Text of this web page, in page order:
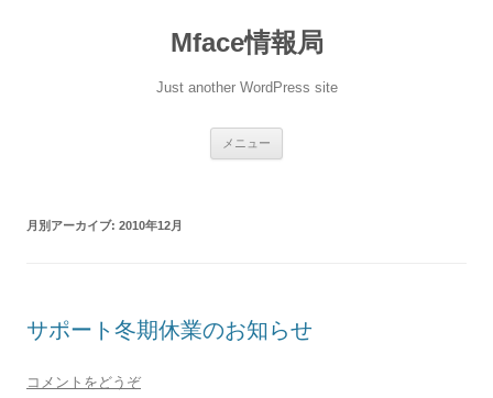
Mface情報局
Just another WordPress site
メニュー
月別アーカイブ: 2010年12月
サポート冬期休業のお知らせ
コメントをどうぞ